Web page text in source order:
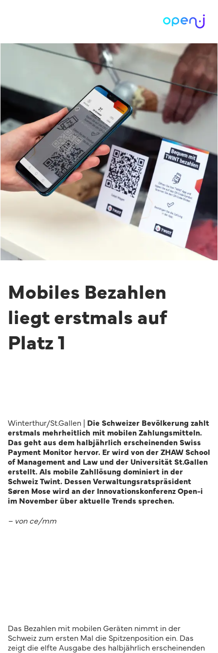
Mobiles Bezahlen
liegt erstmals auf
Platz 1
Winterthur/St.Gallen |
Die Schweizer Bevölkerung zahlt
erstmals mehrheitlich mit mobilen Zahlungsmitteln.
Das geht aus dem halbjährlich erscheinenden Swiss
Payment Monitor hervor. Er wird von der ZHAW School
of Management and Law und der Universität St.Gallen
erstellt. Als mobile Zahllösung dominiert in der
Schweiz Twint. Dessen Verwaltungsratspräsident
Søren Mose wird an der Innovationskonferenz Open-i
im November über aktuelle Trends sprechen.
– von ce/mm
Das Bezahlen mit mobilen Geräten nimmt in der
Schweiz zum ersten Mal die Spitzenposition ein. Das
zeigt die elfte Ausgabe des halbjährlich erscheinenden